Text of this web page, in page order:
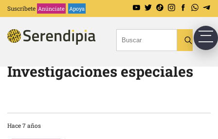
Suscríbete Anúnciate Apoya
Investigaciones especiales
Hace 7 años